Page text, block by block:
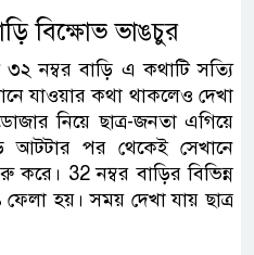
বিক্ষোভ ভাঙচুর
৩২ নম্বর বাড়ি এ কথাটি সত্যি
যাওয়ার কথা থাকলেও দেখা
নিয়ে ছাত্র-জনতা এগিয়ে
আটটার পর থেকেই সেখানে
32 নম্বর বাড়ির বিভিন্ন
হয়। সময় দেখা যায় ছাত্র